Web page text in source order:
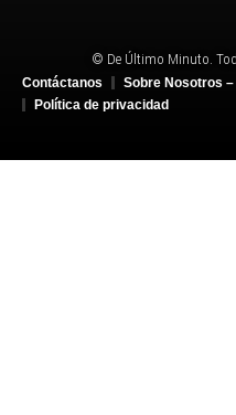
© De Último Minuto.
Contáctanos
Sobre Nosotros
Política de privacidad